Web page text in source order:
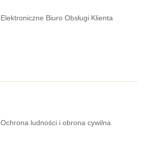
Elektroniczne Biuro Obsługi Klienta
Ochrona ludności i obrona cywilna